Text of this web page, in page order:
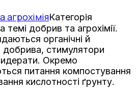
агрохіміяКатегорія
темі добрив та агрохімії.
органічні й
добрива, стимулятори
Окремо
питання компостування
кислотності ґрунту.